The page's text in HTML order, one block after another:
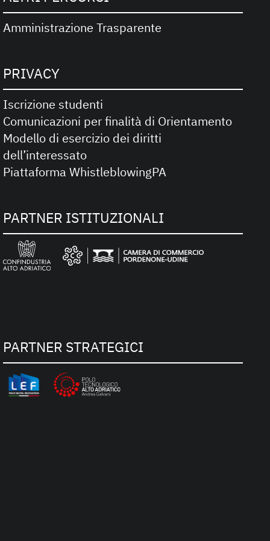
Amministrazione Trasparente
PRIVACY
Iscrizione studenti
Comunicazioni per finalità di Orientamento
Modello di esercizio dei diritti
dell’interessato
Piattaforma WhistleblowingPA
PARTNER ISTITUZIONALI
PARTNER STRATEGICI